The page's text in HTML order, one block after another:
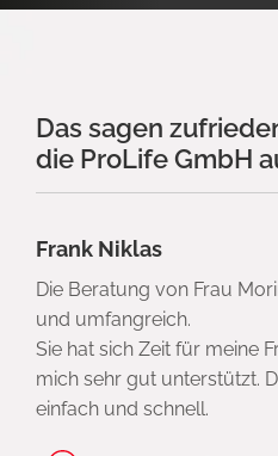
Das sagen
die ProLife GmbH
Frank Niklas
Die Beratung von Frau
und umfangreich.
Sie hat sich Zeit für meine
mich sehr gut unterstützt.
einfach und schnell.